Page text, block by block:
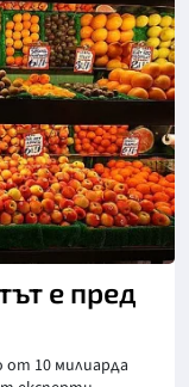
е пред
10 милиарда